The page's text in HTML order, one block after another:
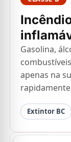
Gasolina,
apenas na
Extintor BC